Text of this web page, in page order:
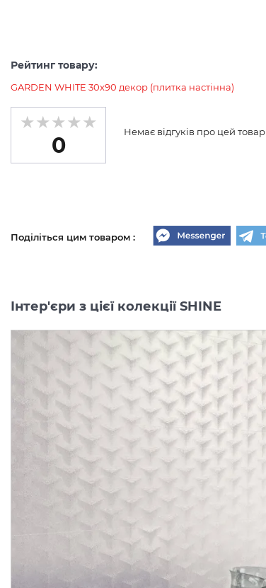
Рейтинг товару:
GARDEN WHITE 30x90 декор (плитка настінна)
0
Немає відгуків про цей товар
Поділіться цим товаром :
Інтер'єри з цієї колекції SHINE